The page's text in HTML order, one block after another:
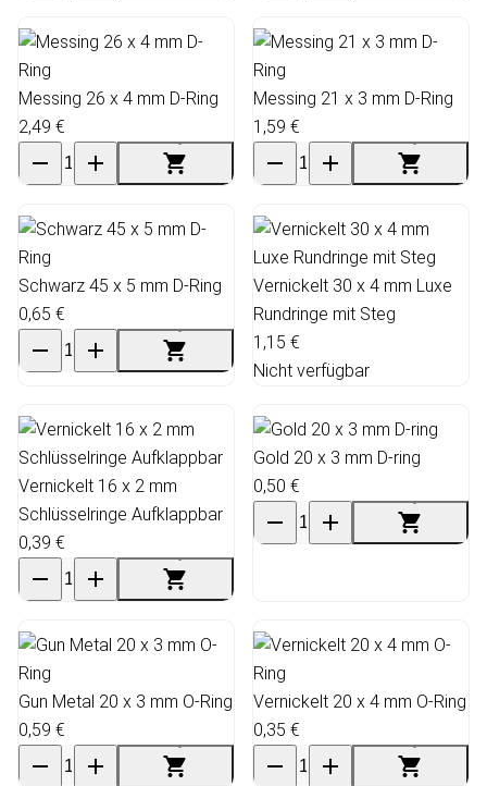
Messing 26 x 4 mm D-Ring
2,49 €
Messing 21 x 3 mm D-Ring
1,59 €
Schwarz 45 x 5 mm D-Ring
0,65 €
Vernickelt 30 x 4 mm Luxe
Rundringe mit Steg
1,15 €
Nicht verfügbar
Vernickelt 16 x 2 mm
Schlüsselringe Aufklappbar
0,39 €
Gold 20 x 3 mm D-ring
0,50 €
Gun Metal 20 x 3 mm O-Ring
0,59 €
Vernickelt 20 x 4 mm O-Ring
0,35 €